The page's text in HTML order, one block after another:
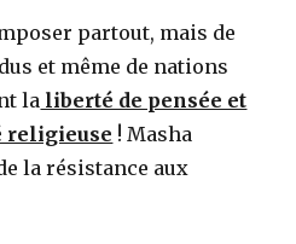
partout, mais de
et même de nations
la liberté de pensée et
religieuse ! Masha
la résistance aux